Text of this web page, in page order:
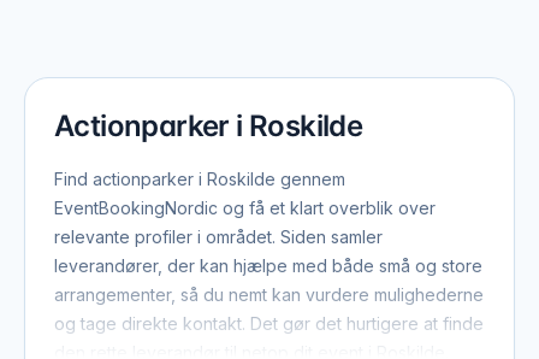
Actionparker i Roskilde
Find actionparker i Roskilde gennem
EventBookingNordic og få et klart overblik over
relevante profiler i området. Siden samler
leverandører, der kan hjælpe med både små og store
arrangementer, så du nemt kan vurdere mulighederne
og tage direkte kontakt. Det gør det hurtigere at finde